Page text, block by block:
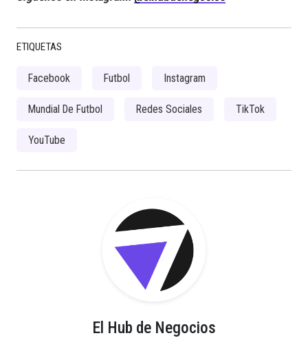
ETIQUETAS
Facebook Futbol Instagram
Mundial De Futbol Redes Sociales TikTok
YouTube
El Hub de Negocios